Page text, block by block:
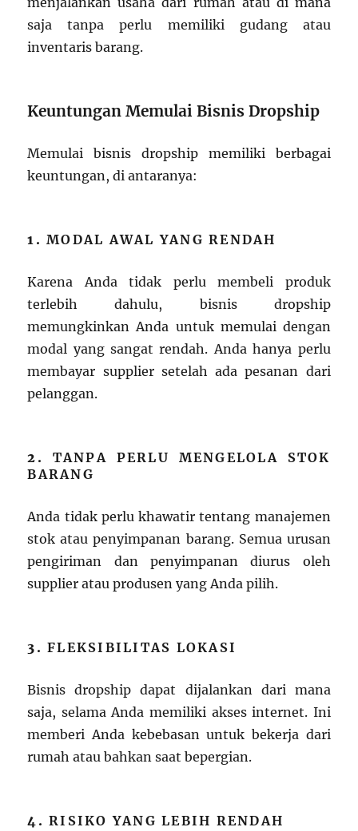
saja tanpa perlu memiliki gudang atau
inventaris barang.
Keuntungan Memulai Bisnis Dropship
Memulai bisnis dropship memiliki berbagai
keuntungan, di antaranya:
1.MODAL AWAL YANG RENDAH
Karena Anda tidak perlu membeli produk
terlebih dahulu, bisnis dropship
memungkinkan Anda untuk memulai dengan
modal yang sangat rendah. Anda hanya perlu
membayar supplier setelah ada pesanan dari
pelanggan.
2. TANPA PERLU MENGELOLA STOK
BARANG
Anda tidak perlu khawatir tentang manajemen
stok atau penyimpanan barang. Semua urusan
pengiriman dan penyimpanan diurus oleh
supplier atau produsen yang Anda pilih.
3.FLEKSIBILITAS LOKASI
Bisnis dropship dapat dijalankan dari mana
saja, selama Anda memiliki akses internet. Ini
memberi Anda kebebasan untuk bekerja dari
rumah atau bahkan saat bepergian.
4.RISIKO YANG LEBIH RENDAH